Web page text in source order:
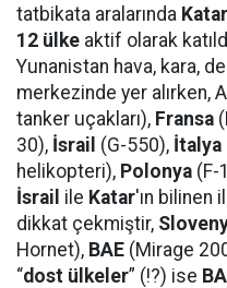
tatbikata aralarında Katar
12 ülke aktif olarak
Yunanistan hava, kara,
merkezinde yer alırken,
tanker uçakları), Fransa
30), İsrail (G-550), İtalya
helikopteri), Polonya (F-
İsrail ile Katar'ın bilinen
dikkat çekmiştir,
Hornet), BAE (Mirage
“dost ülkeler” (!?) ise